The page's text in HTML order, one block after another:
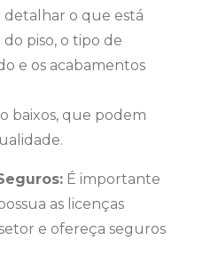
o que está
piso, o tipo de
e os acabamentos
baixos, que podem
É importante
as licenças
e ofereça seguros